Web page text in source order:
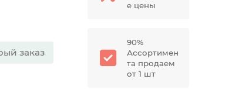
заказ
е цены
90%
Ассортимен
та продаем
от 1 шт